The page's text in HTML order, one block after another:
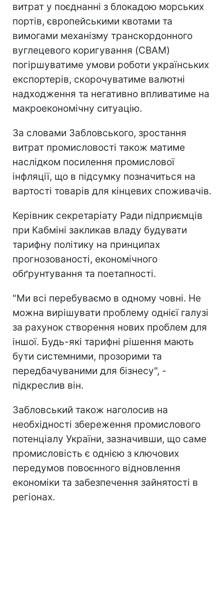
витрат у поєднанні з блокадою морських
портів, європейськими квотами та
вимогами механізму транскордонного
вуглецевого коригування (CBAM)
погіршуватиме умови роботи українських
експортерів, скорочуватиме валютні
надходження та негативно впливатиме на
макроекономічну ситуацію.
За словами Забловського, зростання
витрат промисловості також матиме
наслідком посилення промислової
інфляції, що в підсумку позначиться на
вартості товарів для кінцевих споживачів.
Керівник секретаріату Ради підприємців
при Кабміні закликав владу будувати
тарифну політику на принципах
прогнозованості, економічного
обґрунтування та поетапності.
"Ми всі перебуваємо в одному човні. Не
можна вирішувати проблему однієї галузі
за рахунок створення нових проблем для
іншої. Будь-які тарифні рішення мають
бути системними, прозорими та
передбачуваними для бізнесу", -
підкреслив він.
Забловський також наголосив на
необхідності збереження промислового
потенціалу України, зазначивши, що саме
промисловість є однією з ключових
передумов повоєнного відновлення
економіки та забезпечення зайнятості в
регіонах.